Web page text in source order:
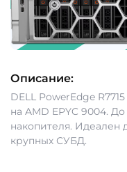
Описание:
DELL PowerEdge
на AMD EPYC 9004.
накопителя. Идеален
крупных СУБД.